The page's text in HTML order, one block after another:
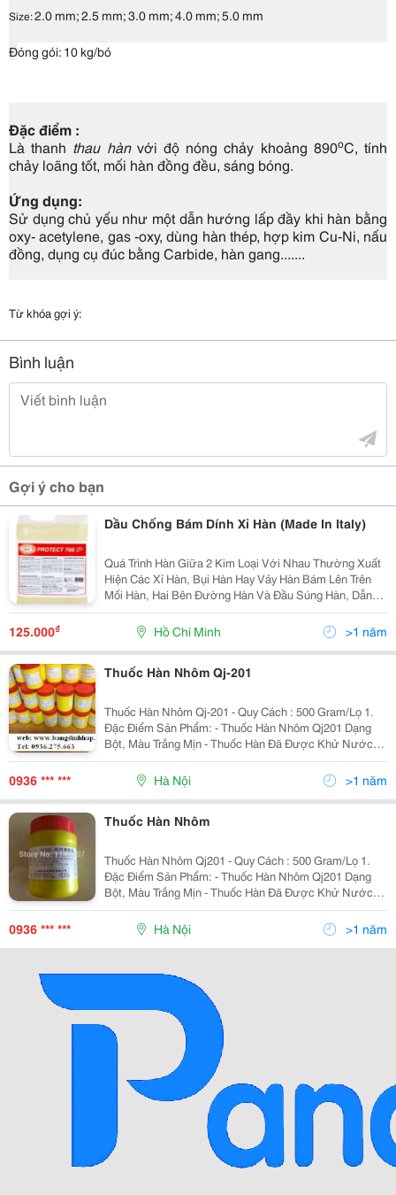
Size:2.0 mm; 2.5 mm; 3.0 mm; 4.0 mm; 5.0 mm
Đóng gói: 10 kg/bó
Đặc điểm :
Là thanh thau hànvới độ nóng chảy khoảng 890oC, tính
chảy loãng tốt, mối hàn đồng đều, sáng bóng.
Ứng dụng:
Sử dụng chủ yếu như một dẫn hướng lấp đầy khi hàn bằng
oxy- acetylene, gas -oxy, dùng hàn thép, hợp kim Cu-Ni, nấu
đồng, dụng cụ đúc bằng Carbide, hàn gang.......
Từ khóa gợi ý:
Bình luận
Gợi ý cho bạn
Dầu Chống Bám Dính Xỉ Hàn (Made In Italy)
Quá Trình Hàn Giữa 2 Kim Loại Với Nhau Thường Xuất
Hiện Các Xỉ Hàn, Bụi Hàn Hay Vảy Hàn Bám Lên Trên
Mối Hàn, Hai Bên Đường Hàn Và Đầu Súng Hàn, Dẫn
Đến Quá Trình Xử Lý Xỉ Hàn Rất Khó Khăn Và Tốn Kém
Thời Gian, Hiệu Suất Hàn Không Cao. Để Giải
125.000₫ Hồ Chí Minh >1 năm
Thuốc Hàn Nhôm Qj-201
Thuốc Hàn Nhôm Qj-201 - Quy Cách : 500 Gram/Lọ 1.
Đặc Điểm Sản Phẩm: - Thuốc Hàn Nhôm Qj201 Dạng
Bột, Màu Trắng Mịn - Thuốc Hàn Đã Được Khử Nước
Triệt Để Đảm Bảo Cho Mối Hàn Không Bị Rỗ, Lượng
Hydro Tồn Dư Trong Mối Hàn Thấp Tạo Cho
0936 *** *** Hà Nội >1 năm
Thuốc Hàn Nhôm
Thuốc Hàn Nhôm Qj201 - Quy Cách : 500 Gram/Lọ 1.
Đặc Điểm Sản Phẩm: - Thuốc Hàn Nhôm Qj201 Dạng
Bột, Màu Trắng Mịn - Thuốc Hàn Đã Được Khử Nước
Triệt Để Đảm Bảo Cho Mối Hàn Không Bị Rỗ, Lượng
Hydro Tồn Dư Trong Mối Hàn Thấp Tạ
0936 *** *** Hà Nội >1 năm